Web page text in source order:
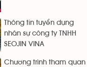
Thông tin tuyển dụng
nhân sự công ty TNHH
SEOJIN VINA
Chương trình tham quan